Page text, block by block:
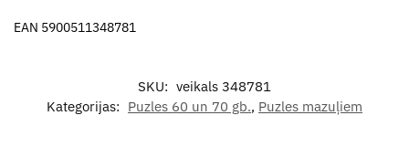
EAN 5900511348781
SKU: veikals 348781
Kategorijas: Puzles 60 un 70 gb., Puzles mazuļiem